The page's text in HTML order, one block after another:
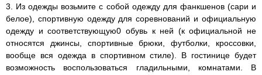
3. Из одежды возьмите с собой одежду для фанкшенов (сари и
белое), спортивную одежду для соревнований и официальную
одежду и соответствующую0 обувь к ней (к официальной не
относятся джинсы, спортивные брюки, футболки, кроссовки,
вообще вся одежда в спортивном стиле). В гостинице будет
возможность воспользоваться гладильными, комнатами. В